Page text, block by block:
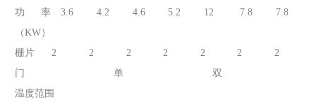
功率
（KW）
3.6 4.2 4.6 5.2 12 7.8 7.8
栅片 2 2 2 2 2 2
2
门
单
双
温度范围